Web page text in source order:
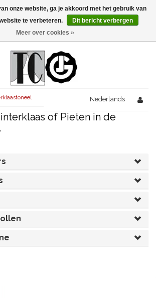
(+75')
(+75')
(+75')
Nederlands
of Pieten in de
onze website, ga je akkoord met het gebruik van
te verbeteren.
Dit bericht verbergen
Meer over cookies »